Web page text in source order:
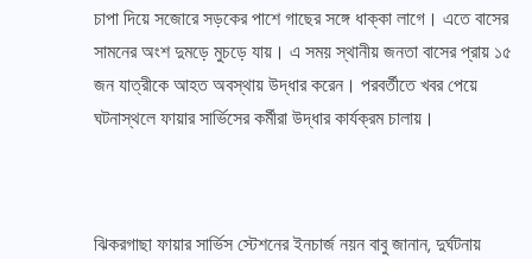
চাপা দিয়ে সজোরে সড়কের পাশে গাছের সঙ্গে ধাক্কা লাগে। এতে বাসের
সামনের অংশ দুমড়ে মুচড়ে যায়। এ সময় স্থানীয় জনতা বাসের প্রায় ১৫
জন যাত্রীকে আহত অবস্থায় উদ্ধার করেন। পরবর্তীতে খবর পেয়ে
ঘটনাস্থলে ফায়ার সার্ভিসের কর্মীরা উদ্ধার কার্যক্রম চালায়।
ঝিকরগাছা ফায়ার সার্ভিস স্টেশনের ইনচার্জ নয়ন বাবু জানান, দুর্ঘটনায়